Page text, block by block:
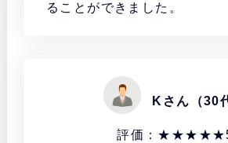
ることができました。
Kさん（30
評価：